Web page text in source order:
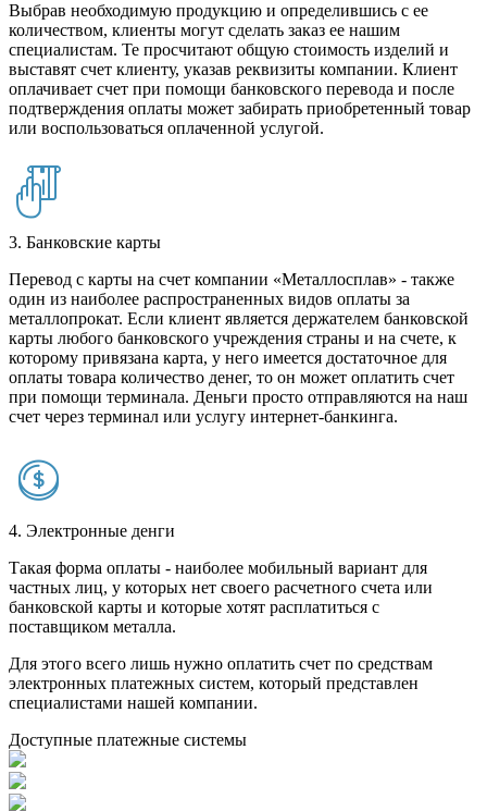
Выбрав необходимую продукцию и определившись с ее
количеством, клиенты могут сделать заказ ее нашим
специалистам. Те просчитают общую стоимость изделий и
выставят счет клиенту, указав реквизиты компании. Клиент
оплачивает счет при помощи банковского перевода и после
подтверждения оплаты может забирать приобретенный товар
или воспользоваться оплаченной услугой.
3. Банковские карты
Перевод с карты на счет компании «Металлосплав» - также
один из наиболее распространенных видов оплаты за
металлопрокат. Если клиент является держателем банковской
карты любого банковского учреждения страны и на счете, к
которому привязана карта, у него имеется достаточное для
оплаты товара количество денег, то он может оплатить счет
при помощи терминала. Деньги просто отправляются на наш
счет через терминал или услугу интернет-банкинга.
4. Электронные денги
Такая форма оплаты - наиболее мобильный вариант для
частных лиц, у которых нет своего расчетного счета или
банковской карты и которые хотят расплатиться с
поставщиком металла.
Для этого всего лишь нужно оплатить счет по средствам
электронных платежных систем, который представлен
специалистами нашей компании.
Доступные платежные системы